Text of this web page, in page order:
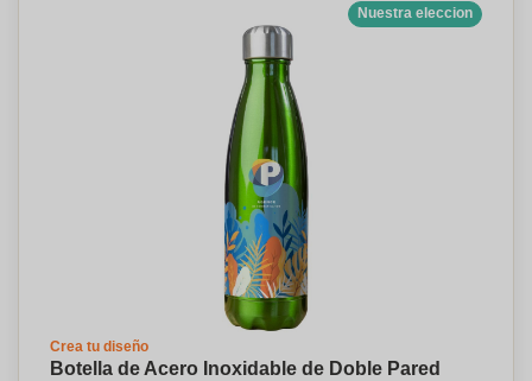
Nuestra eleccion
Crea tu diseño
Botella de Acero Inoxidable de Doble Pared